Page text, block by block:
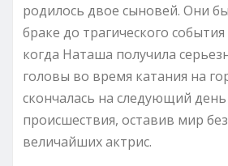
родилось двое сыновей. Они
браке до трагического события
когда Наташа получила
головы во время катания на
скончалась на следующий день
происшествия, оставив мир
величайших актрис.